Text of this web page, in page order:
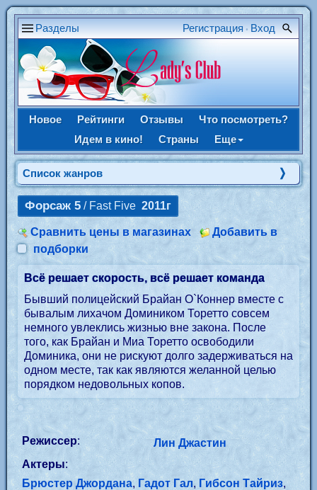
Разделы Регистрация • Вход
Новое Рейтинги Отзывы
Что посмотреть?
Идем в кино!
Страны Еще
Список жанров
Форсаж 5 / Fast Five 2011г
Сравнить цены в магазинах
Добавить в
подборки
Всё решает скорость, всё решает команда
Бывший полицейский Брайан О`Коннер вместе с
бывалым лихачом Домиником Торетто совсем
немного увлеклись жизнью вне закона. После
того, как Брайан и Миа Торетто освободили
Доминика, они не рискуют долго задерживаться на
одном месте, так как являются желанной целью
порядком недовольных копов.
Режиссер:
Лин Джастин
Актеры:
Брюстер Джордана, Гадот Гал, Гибсон Тайриз,